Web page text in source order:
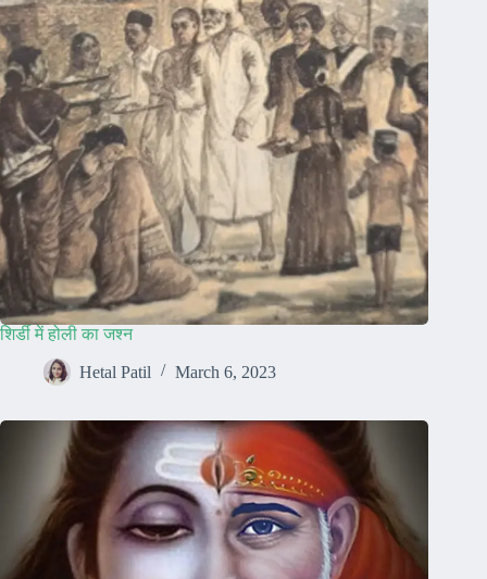
शिर्डी में होली का जश्न
Hetal Patil March 6, 2023